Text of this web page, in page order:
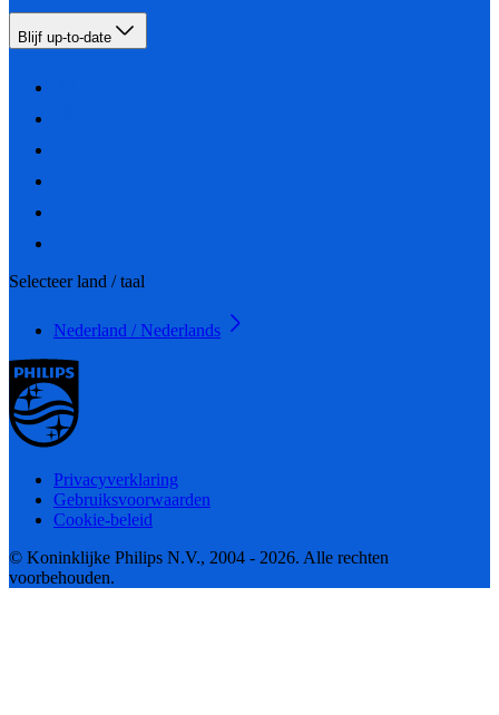
Blijf up-to-date
Selecteer land / taal
Nederland / Nederlands
Privacyverklaring
Gebruiksvoorwaarden
Cookie-beleid
© Koninklijke Philips N.V., 2004 - 2026. Alle rechten
voorbehouden.